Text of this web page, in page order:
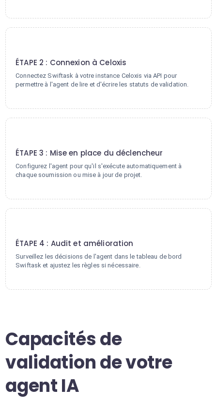
ÉTAPE 2 : Connexion à Celoxis
Connectez Swiftask à votre instance Celoxis via API pour
permettre à l'agent de lire et d'écrire les statuts de validation.
ÉTAPE 3 : Mise en place du déclencheur
Configurez l'agent pour qu'il s'exécute automatiquement à
chaque soumission ou mise à jour de projet.
ÉTAPE 4 : Audit et amélioration
Surveillez les décisions de l'agent dans le tableau de bord
Swiftask et ajustez les règles si nécessaire.
Capacités de
validation de votre
agent IA